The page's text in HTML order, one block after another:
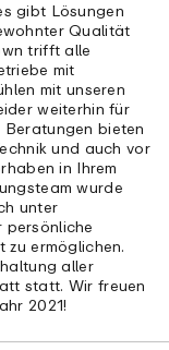
gibt Lösungen
Qualität
trifft alle
mit
mit unseren
weiterhin für
Beratungen bieten
und auch vor
in Ihrem
wurde
unter
persönliche
ermöglichen.
aller
statt. Wir freuen
2021!